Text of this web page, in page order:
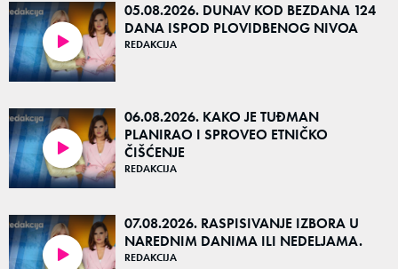
05.08.2026. DUNAV KOD BEZDANA 124
DANA ISPOD PLOVIDBENOG NIVOA
REDAKCIJA
06.08.2026. KAKO JE TUĐMAN
PLANIRAO I SPROVEO ETNIČKO
ČIŠĆENJE
REDAKCIJA
07.08.2026. RASPISIVANJE IZBORA U
NAREDNIM DANIMA ILI NEDELJAMA.
REDAKCIJA